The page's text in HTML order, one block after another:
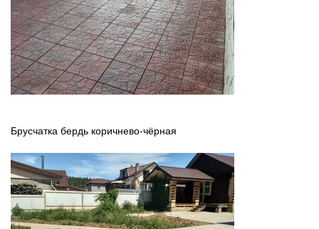
Брусчатка бердь коричнево-чёрная